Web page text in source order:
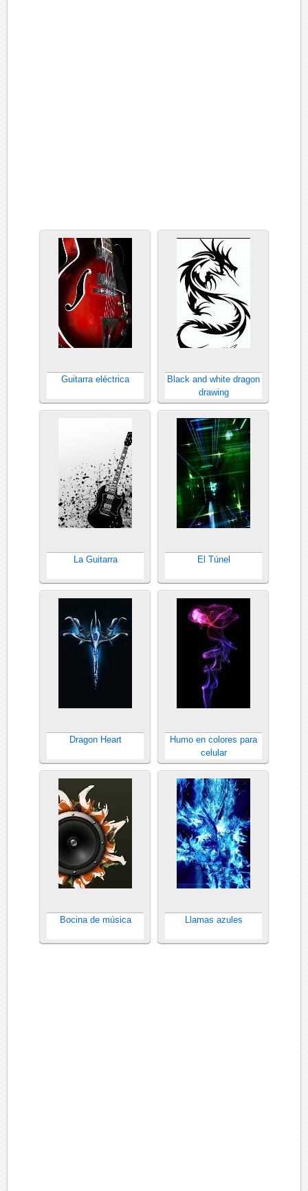
Guitarra eléctrica
Black and white dragon
drawing
La Guitarra El Túnel
Dragon Heart
Humo en colores para
celular
Bocina de música Llamas azules